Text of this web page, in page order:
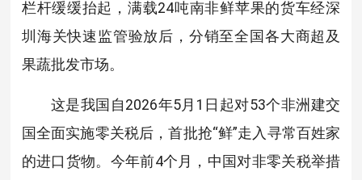
栏杆缓缓抬起，满载24吨南非鲜苹果的货车经深
圳海关快速监管验放后，分销至全国各大商超及
果蔬批发市场。
这是我国自2026年5月1日起对53个非洲建交
国全面实施零关税后，首批抢“鲜”走入寻常百姓家
的进口货物。今年前4个月，中国对非零关税举措